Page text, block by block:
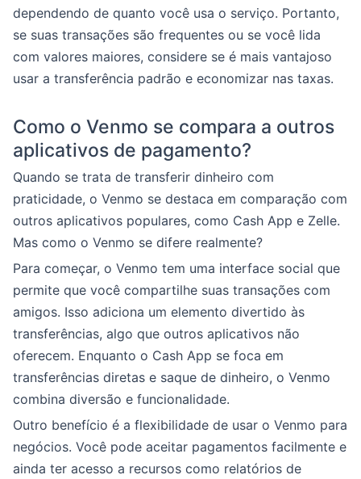
dependendo de quanto você usa o serviço. Portanto,
se suas transações são frequentes ou se você lida
com valores maiores, considere se é mais vantajoso
usar a transferência padrão e economizar nas taxas.
Como o Venmo se compara a outros
aplicativos de pagamento?
Quando se trata de transferir dinheiro com
praticidade, o Venmo se destaca em comparação com
outros aplicativos populares, como Cash App e Zelle.
Mas como o Venmo se difere realmente?
Para começar, o Venmo tem uma interface social que
permite que você compartilhe suas transações com
amigos. Isso adiciona um elemento divertido às
transferências, algo que outros aplicativos não
oferecem. Enquanto o Cash App se foca em
transferências diretas e saque de dinheiro, o Venmo
combina diversão e funcionalidade.
Outro benefício é a flexibilidade de usar o Venmo para
negócios. Você pode aceitar pagamentos facilmente e
ainda ter acesso a recursos como relatórios de